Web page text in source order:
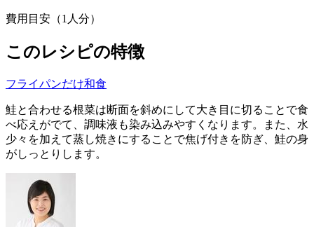
費用目安（1人分）
このレシピの特徴
フライパンだけ和食
鮭と合わせる根菜は断面を斜めにして大き目に切ることで食
べ応えがでて、調味液も染み込みやすくなります。また、水
少々を加えて蒸し焼きにすることで焦げ付きを防ぎ、鮭の身
がしっとりします。